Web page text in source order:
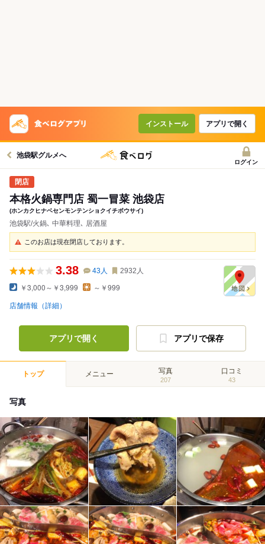
インストール アプリで開く
池袋駅グルメへ
ログイン
本格火鍋専門店 蜀一冒菜 池袋店
(ホンカクヒナベセンモンテンショクイチボウサイ)
池袋駅/火鍋､ 中華料理､ 居酒屋
このお店は現在閉店しております。
3.38 43人 2932 人
￥3,000～￥3,999 ～￥999
店舗情報（詳細）
アプリで開く アプリで保存
トップ メニュー 写真
207
口コミ
43
写真